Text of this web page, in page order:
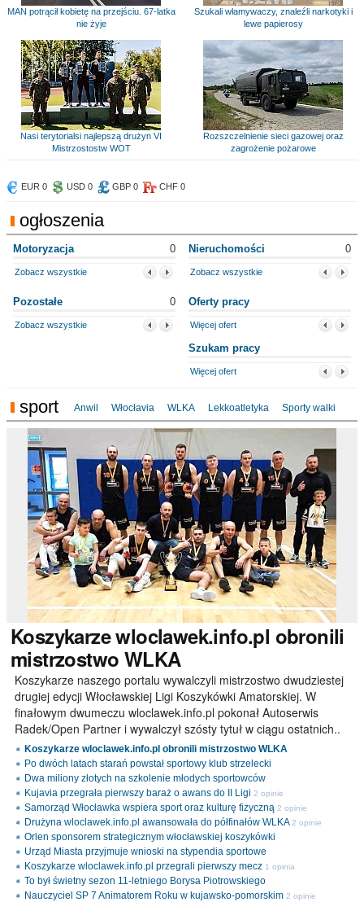
MAN potrącił kobietę na przejściu. 67-latka
nie żyje
Szukali włamywaczy, znaleźli narkotyki i
lewe papierosy
Nasi terytorialsi najlepszą drużyn VI
Mistrzostostw WOT
Rozszczelnienie sieci gazowej oraz
zagrożenie pożarowe
EUR 0 USD 0 GBP 0 CHF 0
ogłoszenia
Motoryzacja 0
Zobacz wszystkie
Nieruchomości 0
Zobacz wszystkie
Pozostałe 0
Zobacz wszystkie
Oferty pracy
Więcej ofert
Szukam pracy
Więcej ofert
sport Anwil Włocłavia WLKA Lekkoatletyka Sporty walki
Koszykarzewloclawek.info.pl obronili
mistrzostwo WLKA
Koszykarze naszego portalu wywalczyli mistrzostwo dwudziestej
drugiej edycji Włocławskiej Ligi Koszykówki Amatorskiej. W
finałowym dwumeczu wloclawek.info.pl pokonał Autoserwis
Radek/Open Partner i wywalczył szósty tytuł w ciągu ostatnich..
Koszykarze wloclawek.info.pl obronili mistrzostwo WLKA
Po dwóch latach starań powstał sportowy klub strzelecki
Dwa miliony złotych na szkolenie młodych sportowców
Kujavia przegrała pierwszy baraż o awans do II Ligi 2 opinie
Samorząd Włocławka wspiera sport oraz kulturę fizyczną 2 opinie
Drużyna wloclawek.info.pl awansowała do półfinałów WLKA 2 opinie
Orlen sponsorem strategicznym włocławskiej koszykówki
Urząd Miasta przyjmuje wnioski na stypendia sportowe
Koszykarze wloclawek.info.pl przegrali pierwszy mecz 1 opinia
To był świetny sezon 11-letniego Borysa Piotrowskiego
Nauczyciel SP 7 Animatorem Roku w kujawsko-pomorskim 2 opinie